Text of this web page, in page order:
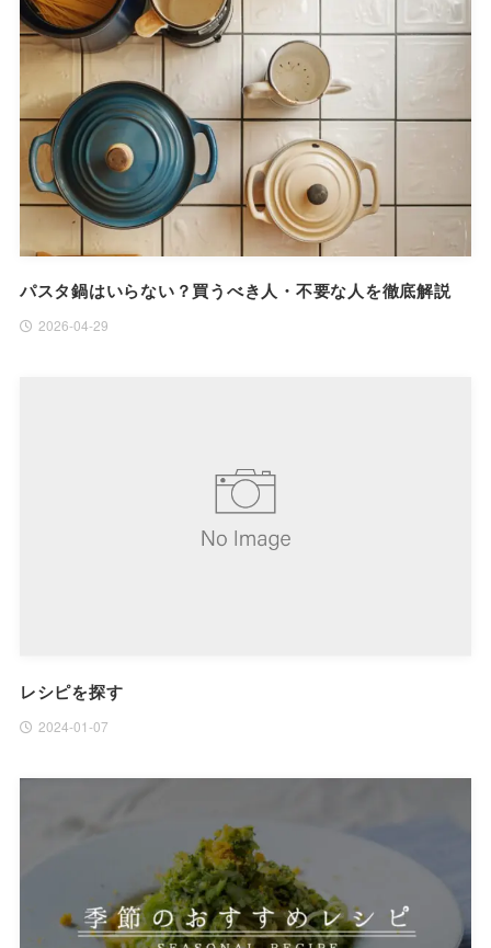
パスタ鍋はいらない？買うべき人・不要な人を徹底解説
2026-04-29
レシピを探す
2024-01-07